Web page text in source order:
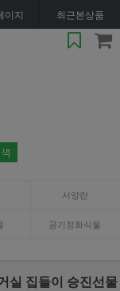
이지 최근본상품
서양란
공기정화식물
실 집들이 승진선물